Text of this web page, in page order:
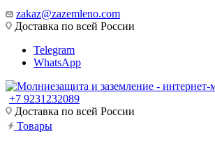
zakaz@zazemleno.com
Доставка по всей России
Telegram
WhatsApp
+7 9231232089
Доставка по всей России
Товары